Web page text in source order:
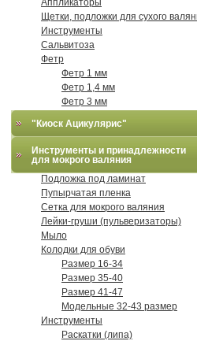
Аппликаторы
Щетки, подложки для сухого
Инструменты
Сальвитоза
Фетр
Фетр 1 мм
Фетр 1,4 мм
Фетр 3 мм
"Киоск Ацикулярис"
Инструменты и принадлежности
для мокрого валяния
Подложка под ламинат
Пупырчатая пленка
Сетка для мокрого валяния
Лейки-груши (пульверизаторы)
Мыло
Колодки для обуви
Размер 16-34
Размер 35-40
Размер 41-47
Модельные 32-43 размер
Инструменты
Раскатки (липа)